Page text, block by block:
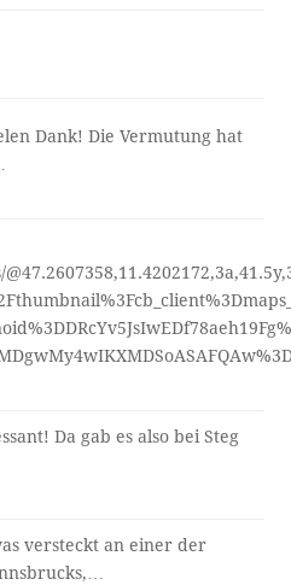
Dank! Die Vermutung hat
Da gab es also bei Steg
versteckt an einer der